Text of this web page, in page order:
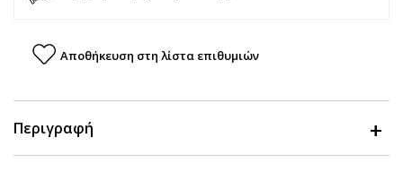
Αποθήκευση στη λίστα επιθυμιών
Περιγραφή